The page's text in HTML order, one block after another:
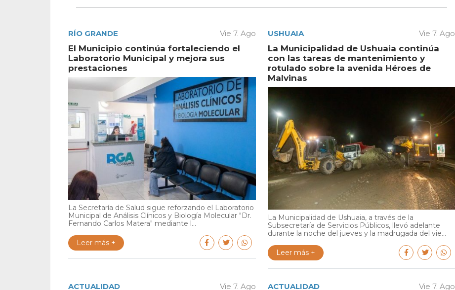
RÍO GRANDE Vie 7. Ago
El Municipio continúa fortaleciendo el
Laboratorio Municipal y mejora sus
prestaciones
La Secretaría de Salud sigue reforzando el Laboratorio
Municipal de Análisis Clínicos y Biología Molecular "Dr.
Fernando Carlos Matera" mediante l...
Leer más +
USHUAIA Vie 7. Ago
La Municipalidad de Ushuaia continúa
con las tareas de mantenimiento y
rotulado sobre la avenida Héroes de
Malvinas
La Municipalidad de Ushuaia, a través de la
Subsecretaría de Servicios Públicos, llevó adelante
durante la noche del jueves y la madrugada del vie...
Leer más +
ACTUALIDAD Vie 7. Ago ACTUALIDAD Vie 7. Ago